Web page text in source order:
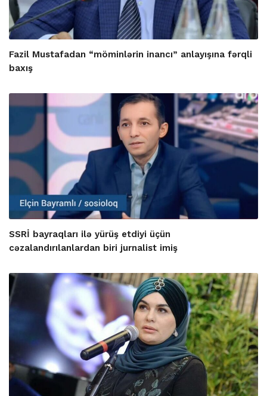
Fazil Mustafadan “möminlərin inancı” anlayışına fərqli
baxış
SSRİ bayraqları ilə yürüş etdiyi üçün
cəzalandırılanlardan biri jurnalist imiş